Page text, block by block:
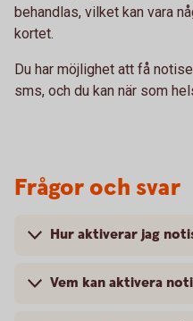
behandlas, vilket kan vara
kortet.
Du har möjlighet att få
sms, och du kan när som
Frågor och svar
Hur aktiverar jag
Vem kan aktivera